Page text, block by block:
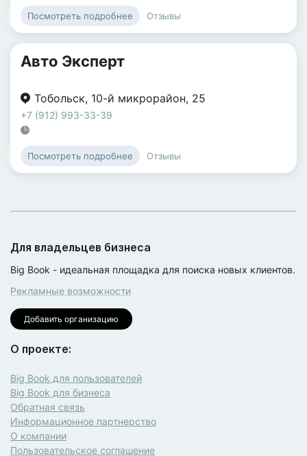
Посмотреть подробнее Отзывы
Авто Эксперт
Тобольск, 10-й микрорайон, 25
+7 (912) 993-33-39
Посмотреть подробнее Отзывы
Для владельцев бизнеса
Big Book - идеальная площадка для поиска новых клиентов.
Рекламные возможности
Добавить организацию
О проекте:
Big Book для пользователей
Big Book для бизнеса
Обратная связь
Информационное партнерство
О компании
Пользовательское соглашение